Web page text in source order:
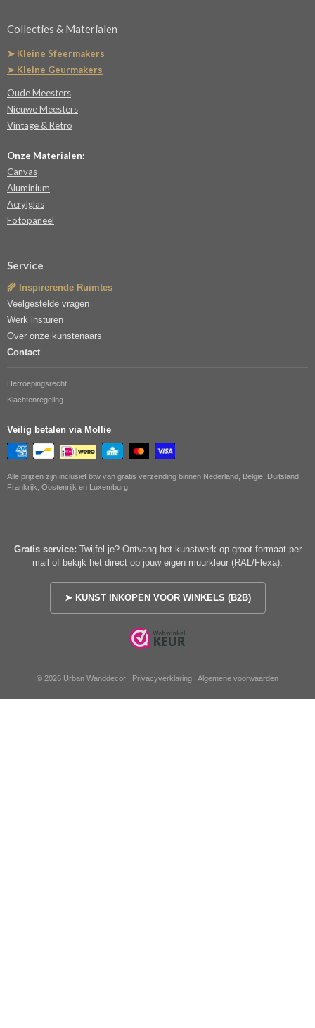
Collecties & Materialen
➤ Kleine Sfeermakers
➤ Kleine Geurmakers
Oude Meesters
Nieuwe Meesters
Vintage & Retro
Onze Materialen:
Canvas
Aluminium
Acrylglas
Fotopaneel
Service
🌾 Inspirerende Ruimtes
Veelgestelde vragen
Werk insturen
Over onze kunstenaars
Contact
Herroepingsrecht
Klachtenregeling
Veilig betalen via Mollie
Alle prijzen zijn inclusief btw van gratis verzending binnen Nederland, België, Duitsland,
Frankrijk, Oostenrijk en Luxemburg.
Gratis service: Twijfel je? Ontvang het kunstwerk op groot formaat per
mail of bekijk het direct op jouw eigen muurkleur (RAL/Flexa).
➤ KUNST INKOPEN VOOR WINKELS (B2B)
© 2026 Urban Wanddecor | Privacyverklaring | Algemene voorwaarden